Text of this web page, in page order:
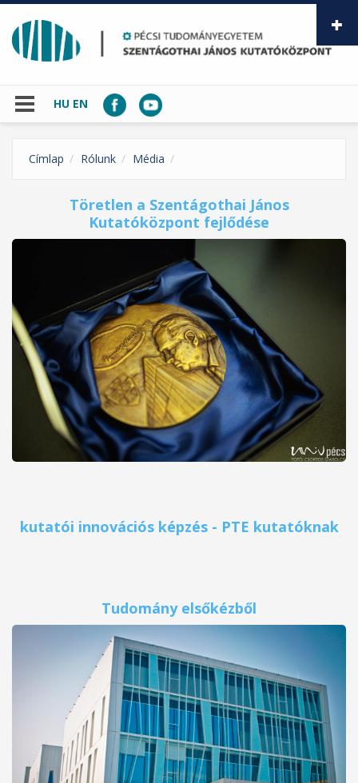
Ugrás a tartalomra
HU EN
Címlap Rólunk Média
Töretlen a Szentágothai János
Kutatóközpont fejlődése
kutatói innovációs képzés - PTE kutatóknak
Tudomány elsőkézből